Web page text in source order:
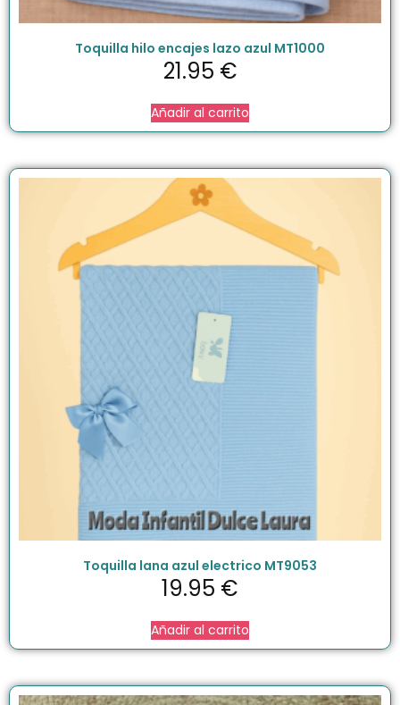
Toquilla hilo encajes lazo azul MT1000
21.95 €
Añadir al carrito
Toquilla lana azul electrico MT9053
19.95 €
Añadir al carrito